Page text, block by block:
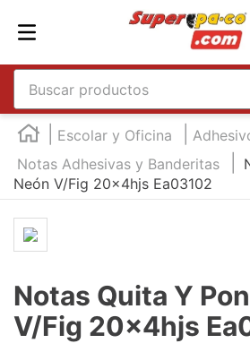
Buscar productos
Escolar y Oficina
Notas Adhesivas y Banderitas
Neón V/Fig 20x4hjs Ea03102
Notas Quita Y
V/Fig 20x4hjs
TÉRMINOS MÁS BUSCADOS
england
2.
marcador e300
3.
4.
.
marcadores
7
audifonos